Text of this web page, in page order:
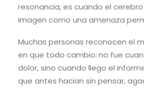
resonancia, es cuando el
imagen como una amenaza
Muchas personas reconocen el
en que todo cambio: no fue
dolor, sino cuando llego el
que antes hacian sin pensar,